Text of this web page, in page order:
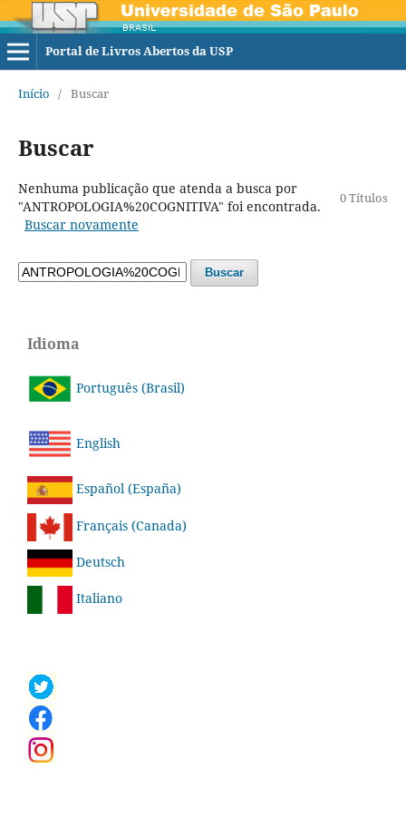
Portal de Livros Abertos da USP
Início / Buscar
Buscar
0 Títulos
Nenhuma publicação que atenda a busca por
"ANTROPOLOGIA%20COGNITIVA" foi encontrada.
Buscar novamente
Buscar
Idioma
Português (Brasil)
English
Español (España)
Français (Canada)
Deutsch
Italiano